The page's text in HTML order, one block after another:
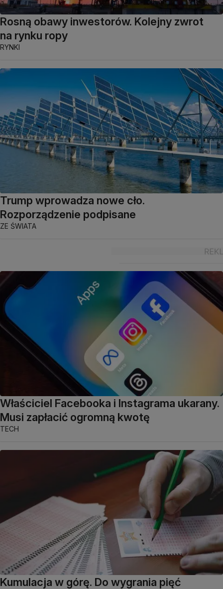
Rosną obawy inwestorów. Kolejny zwrot
na rynku ropy
RYNKI
Trump wprowadza nowe cło.
Rozporządzenie podpisane
ZE ŚWIATA
Właściciel Facebooka i Instagrama ukarany.
Musi zapłacić ogromną kwotę
TECH
Kumulacja w górę. Do wygrania pięć